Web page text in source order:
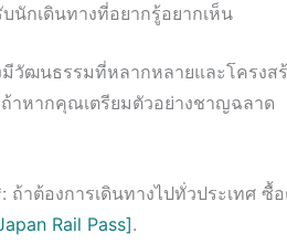
นักเดินทางที่อยากรู้อยากเห็น
วัฒนธรรมที่หลากหลายและโครงส
าหากคุณเตรียมตัวอย่างชาญฉลาด
าต้องการเดินทางไปทั่วประเทศ
Rail Pass].